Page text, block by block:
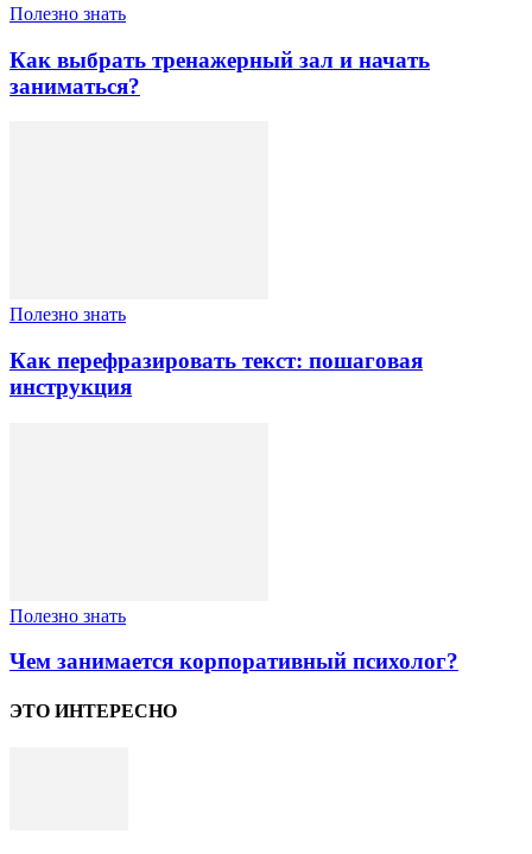
Полезно знать
Как выбрать тренажерный зал и начать
заниматься?
Полезно знать
Как перефразировать текст: пошаговая
инструкция
Полезно знать
Чем занимается корпоративный психолог?
ЭТО ИНТЕРЕСНО